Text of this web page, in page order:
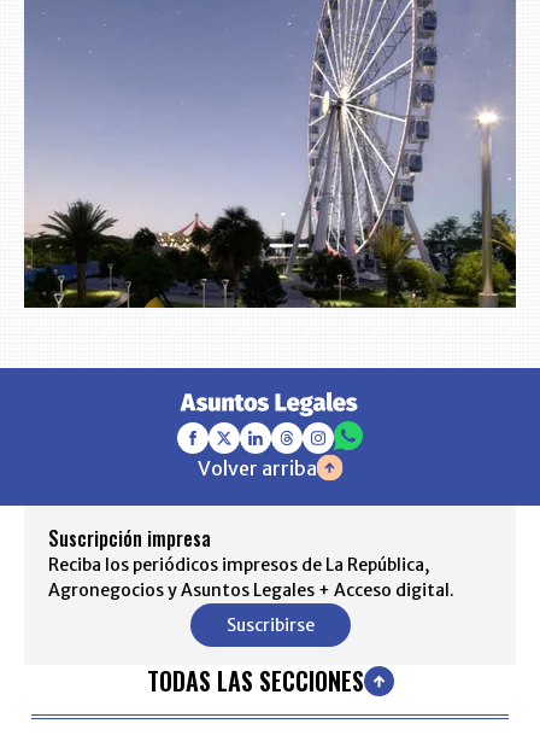
Volver arriba
Suscripción impresa
Reciba los periódicos impresos de La República,
Agronegocios y Asuntos Legales + Acceso digital.
Suscribirse
TODAS LAS SECCIONES